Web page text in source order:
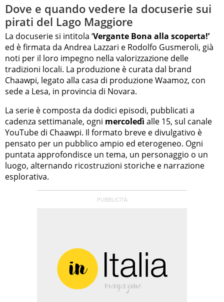
Dove e quando vedere la docuserie sui
pirati del Lago Maggiore
La docuserie si intitola ‘Vergante Bona alla scoperta!’
ed è firmata da Andrea Lazzari e Rodolfo Gusmeroli, già
noti per il loro impegno nella valorizzazione delle
tradizioni locali. La produzione è curata dal brand
Chaawpi, legato alla casa di produzione Waamoz, con
sede a Lesa, in provincia di Novara.
La serie è composta da dodici episodi, pubblicati a
cadenza settimanale, ogni mercoledì alle 15, sul canale
YouTube di Chaawpi. Il formato breve e divulgativo è
pensato per un pubblico ampio ed eterogeneo. Ogni
puntata approfondisce un tema, un personaggio o un
luogo, alternando ricostruzioni storiche e narrazione
esplorativa.